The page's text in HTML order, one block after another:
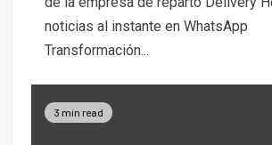
noticias al instante en WhatsApp
Transformación...
3 min read